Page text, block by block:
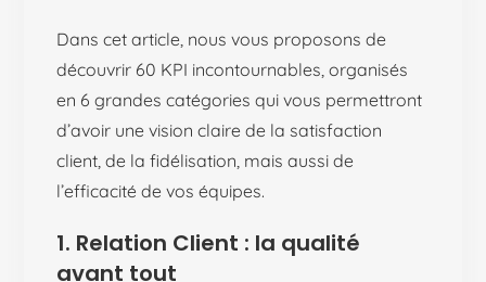
Dans cet article, nous vous proposons de
découvrir 60 KPI incontournables, organisés
en 6 grandes catégories qui vous permettront
d’avoir une vision claire de la satisfaction
client, de la fidélisation, mais aussi de
l’efficacité de vos équipes.
1. Relation Client : la qualité
avant tout